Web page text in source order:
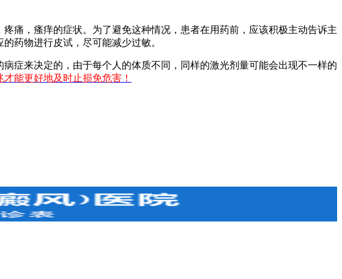
，瘙痒的症状。为了避免这种情况，患者在用药前，应该积极主动告诉主
药物进行皮试，尽可能减少过敏。
来决定的，由于每个人的体质不同，同样的激光剂量可能会出现不一样的
能更好地及时止损免危害！